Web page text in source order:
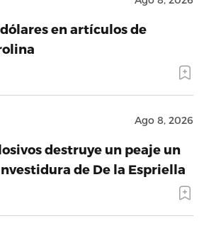
en artículos de
Ago 8, 2026
destruye un peaje un
de De la Espriella